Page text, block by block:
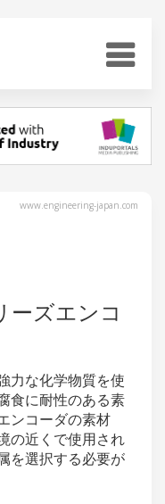
www.engineering-japan.com
ーズエンコ
力な化学物質を使
食に耐性のある素
ンコーダの素材
の近くで使用され
を選択する必要が